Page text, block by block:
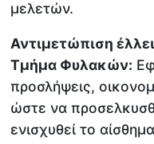
μελετών.
Αντιμετώπιση
Τμήμα Φυλακών:
προσλήψεις,
ώστε να
ενισχυθεί το